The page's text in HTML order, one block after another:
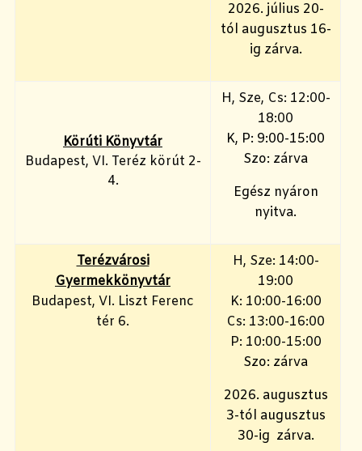
2026. július 20-
tól augusztus 16-
ig zárva.
Körúti Könyvtár
Budapest, VI. Teréz körút 2-
4.
H, Sze, Cs: 12:00-
18:00
K, P: 9:00-15:00
Szo: zárva
Egész nyáron
nyitva.
Terézvárosi
Gyermekkönyvtár
Budapest, VI. Liszt Ferenc
tér 6.
H, Sze: 14:00-
19:00
K: 10:00-16:00
Cs: 13:00-16:00
P: 10:00-15:00
Szo: zárva
2026. augusztus
3-tól augusztus
30-ig zárva.